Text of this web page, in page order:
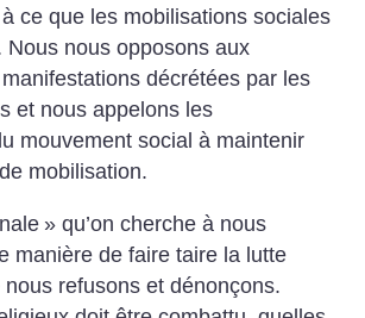
ce que les mobilisations sociales
Nous nous opposons aux
décrétées par les
et nous appelons les
mouvement social à maintenir
mobilisation.
» qu’on cherche à nous
manière de faire taire la lutte
refusons et dénonçons.